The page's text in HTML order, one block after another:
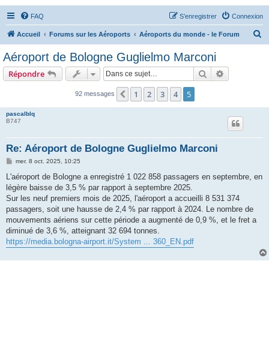
FAQ Connexion
S’enregistrer
Accueil Forums sur les Aéroports Aéroports du monde - le Forum
Aéroport de Bologne Guglielmo Marconi
Répondre Rechercher
92 messages Précédente
1 2 3 4 5
pascalblq
B747
Re: Aéroport de Bologne Guglielmo Marconi
M
s
a
g
mer. 8 oct. 2025, 10:25
L'aéroport de Bologne a enregistré 1 022 858 passagers en septembre, en
légère baisse de 3,5 % par rapport à septembre 2025.
Sur les neuf premiers mois de 2025, l'aéroport a accueilli 8 531 374
passagers, soit une hausse de 2,4 % par rapport à 2024. Le nombre de
mouvements aériens sur cette période a augmenté de 0,9 %, et le fret a
diminué de 3,6 %, atteignant 32 694 tonnes.
https://media.bologna-airport.it/System ... 360_EN.pdf